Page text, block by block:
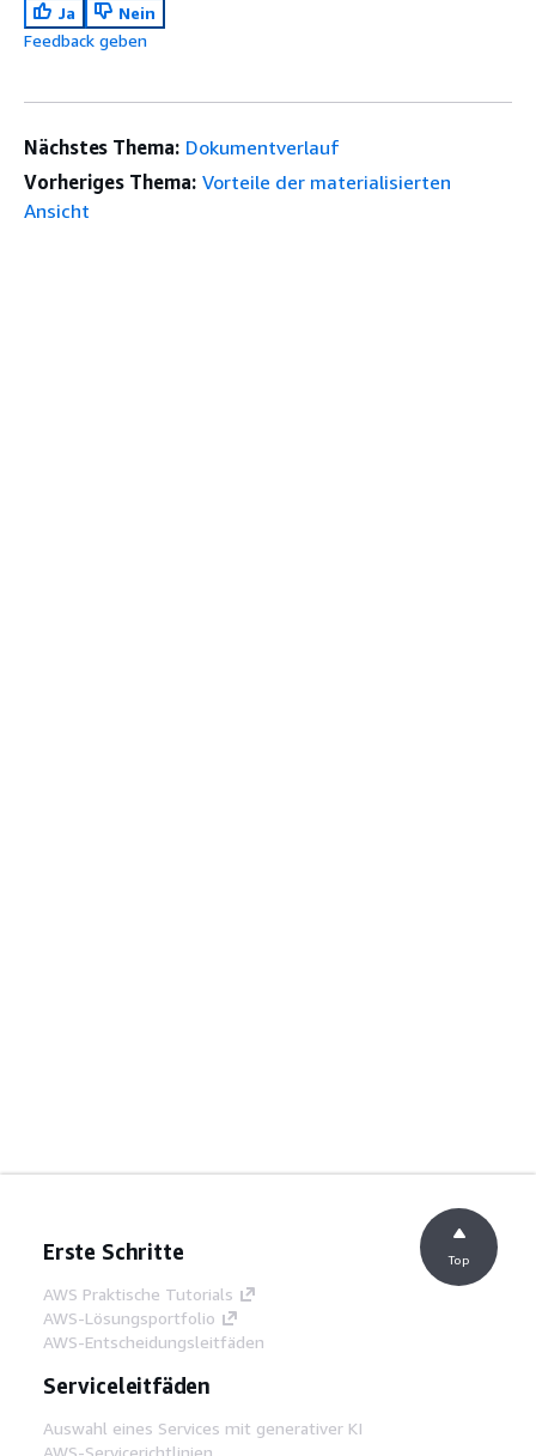
Ja
Nein
Feedback geben
Nächstes Thema: Dokumentverlauf
Vorheriges Thema: Vorteile der materialisierten
Ansicht
Erste Schritte
AWS Praktische Tutorials
AWS-Lösungsportfolio
AWS-Entscheidungsleitfäden
Serviceleitfäden
Auswahl eines Services mit generativer KI
AWS-Servicerichtlinien
Top